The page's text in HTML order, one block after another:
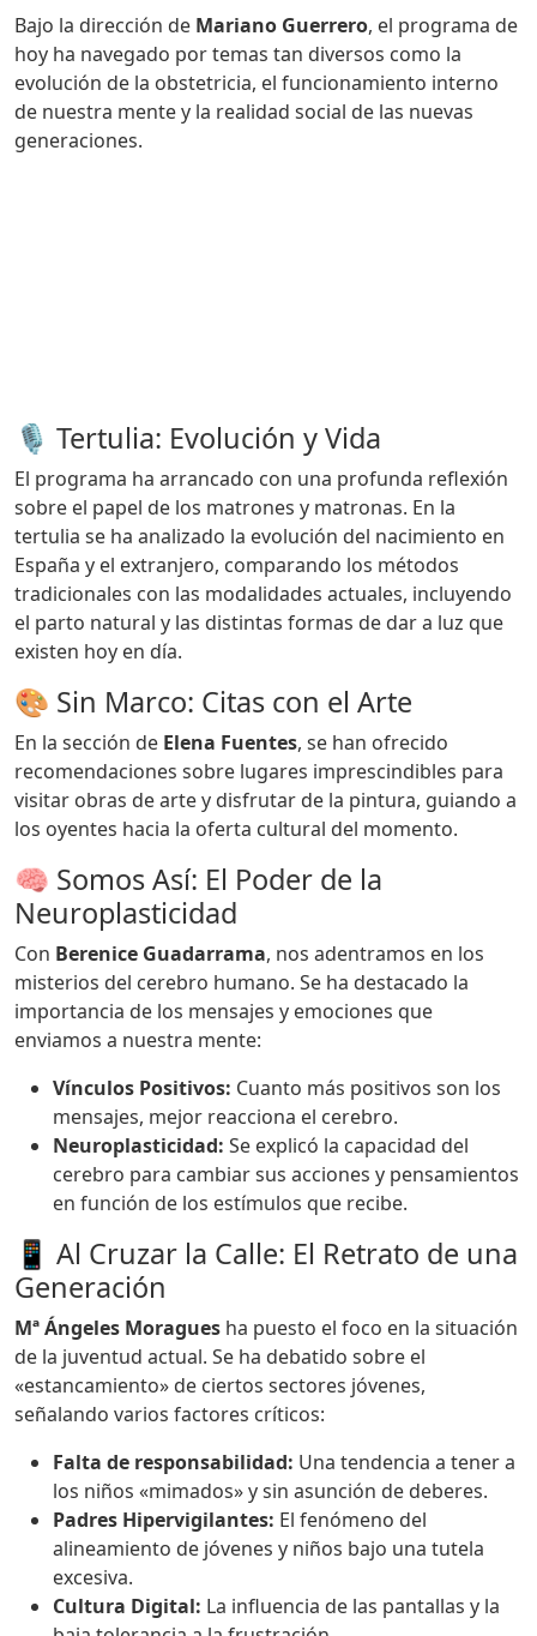
Bajo la dirección de Mariano Guerrero, el programa de
hoy ha navegado por temas tan diversos como la
evolución de la obstetricia, el funcionamiento interno
de nuestra mente y la realidad social de las nuevas
generaciones.
🎙️ Tertulia: Evolución y Vida
El programa ha arrancado con una profunda reflexión
sobre el papel de los matrones y matronas. En la
tertulia se ha analizado la evolución del nacimiento en
España y el extranjero, comparando los métodos
tradicionales con las modalidades actuales, incluyendo
el parto natural y las distintas formas de dar a luz que
existen hoy en día.
🎨 Sin Marco: Citas con el Arte
En la sección de Elena Fuentes, se han ofrecido
recomendaciones sobre lugares imprescindibles para
visitar obras de arte y disfrutar de la pintura, guiando a
los oyentes hacia la oferta cultural del momento.
🧠 Somos Así: El Poder de la
Neuroplasticidad
Con Berenice Guadarrama, nos adentramos en los
misterios del cerebro humano. Se ha destacado la
importancia de los mensajes y emociones que
enviamos a nuestra mente:
Vínculos Positivos: Cuanto más positivos son los
mensajes, mejor reacciona el cerebro.
Neuroplasticidad: Se explicó la capacidad del
cerebro para cambiar sus acciones y pensamientos
en función de los estímulos que recibe.
📱 Al Cruzar la Calle: El Retrato de una
Generación
Mª Ángeles Moragues ha puesto el foco en la situación
de la juventud actual. Se ha debatido sobre el
«estancamiento» de ciertos sectores jóvenes,
señalando varios factores críticos:
Falta de responsabilidad: Una tendencia a tener a
los niños «mimados» y sin asunción de deberes.
Padres Hipervigilantes: El fenómeno del
alineamiento de jóvenes y niños bajo una tutela
excesiva.
Cultura Digital: La influencia de las pantallas y la